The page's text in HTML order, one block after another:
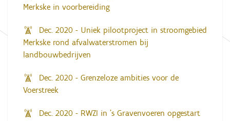
Merkske in voorbereiding
Dec. 2020 - Uniek pilootproject in stroomgebied
Merkske rond afvalwaterstromen bij
landbouwbedrijven
Dec. 2020 - Grenzeloze ambities voor de
Voerstreek
Dec. 2020 - RWZI in ’s Gravenvoeren opgestart